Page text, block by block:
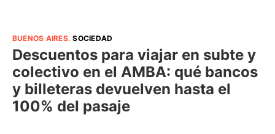
BUENOS AIRES.SOCIEDAD
Descuentos para viajar en subte y
colectivo en el AMBA: qué bancos
y billeteras devuelven hasta el
100% del pasaje